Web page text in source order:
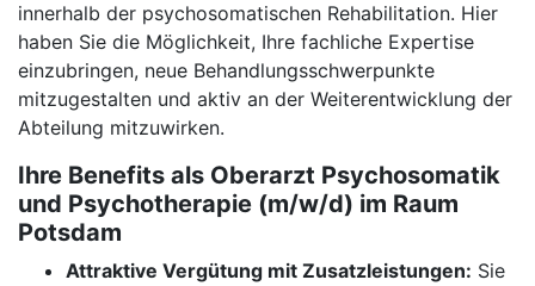
innerhalb der psychosomatischen Rehabilitation. Hier
haben Sie die Möglichkeit, Ihre fachliche Expertise
einzubringen, neue Behandlungsschwerpunkte
mitzugestalten und aktiv an der Weiterentwicklung der
Abteilung mitzuwirken.
Ihre Benefits als Oberarzt Psychosomatik
und Psychotherapie (m/w/d) im Raum
Potsdam
Attraktive Vergütung mit Zusatzleistungen: Sie